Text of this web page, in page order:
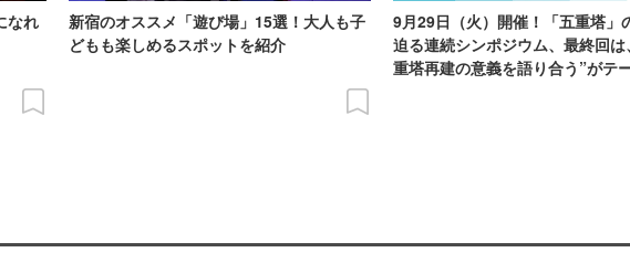
なれ
新宿のオススメ「遊び場」15選！大人も子
どもも楽しめるスポットを紹介
9月29日（火）開催！「五重塔」
迫る連続シンポジウム、最終回は
重塔再建の意義を語り合う”がテ